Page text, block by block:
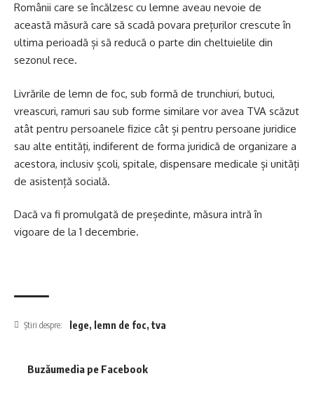
Românii care se încălzesc cu lemne aveau nevoie de
această măsură care să scadă povara prețurilor crescute în
ultima perioadă și să reducă o parte din cheltuielile din
sezonul rece.
Livrările de lemn de foc, sub formă de trunchiuri, butuci,
vreascuri, ramuri sau sub forme similare vor avea TVA scăzut
atât pentru persoanele fizice cât și pentru persoane juridice
sau alte entități, indiferent de forma juridică de organizare a
acestora, inclusiv școli, spitale, dispensare medicale și unități
de asistență socială.
Dacă va fi promulgată de președinte, măsura intră în
vigoare de la 1 decembrie.
Știri despre: lege, lemn de foc, tva
Buzăumedia pe Facebook